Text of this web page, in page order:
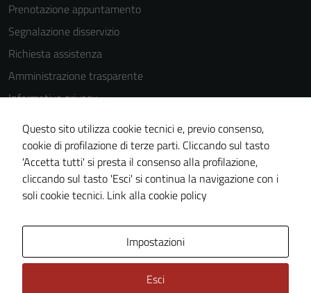
Prenotazione appuntamento
Segnalazione disservizio
Richiesta assistenza
Amministrazione trasparente
Informativa privacy
Cookie Policy
Note legali
Dichiarazione di accessibilità
Piano di miglioramento del sito
Questo sito utilizza cookie tecnici e, previo consenso,
cookie di profilazione di terze parti. Cliccando sul tasto
'Accetta tutti' si presta il consenso alla profilazione,
cliccando sul tasto 'Esci' si continua la navigazione con i
soli cookie tecnici. Link alla cookie policy
Impostazioni
Esci
possono
essere
disabilitati.
Questi cookie
non raccolgono
personali.